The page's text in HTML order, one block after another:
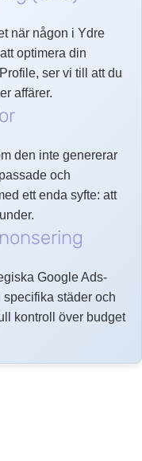
när någon i Ydre
optimera din
ser vi till att du
affärer.
den inte genererar
och
ett enda syfte: att
Google Ads-
städer och
kontroll över budget